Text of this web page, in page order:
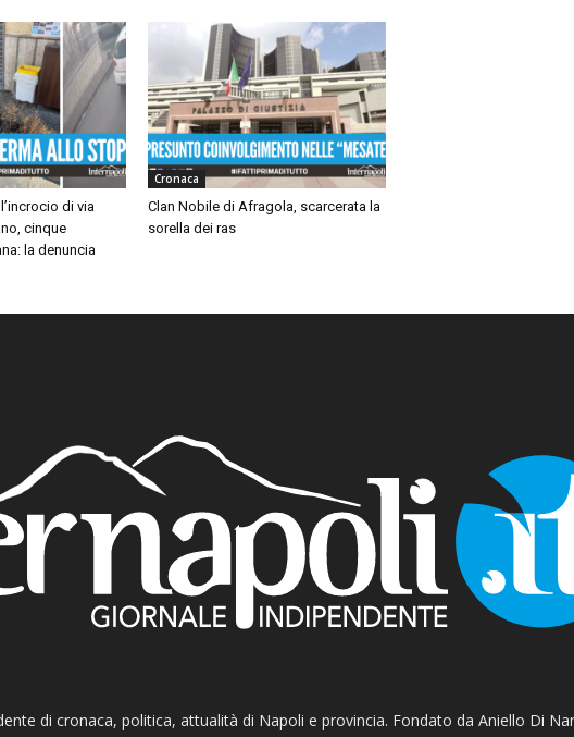
di via
cinque
la denuncia
Cronaca
Clan Nobile di Afragola, scarcerata la
sorella dei ras
di cronaca, politica, attualità di Napoli e provincia. Fondato da Aniello Di